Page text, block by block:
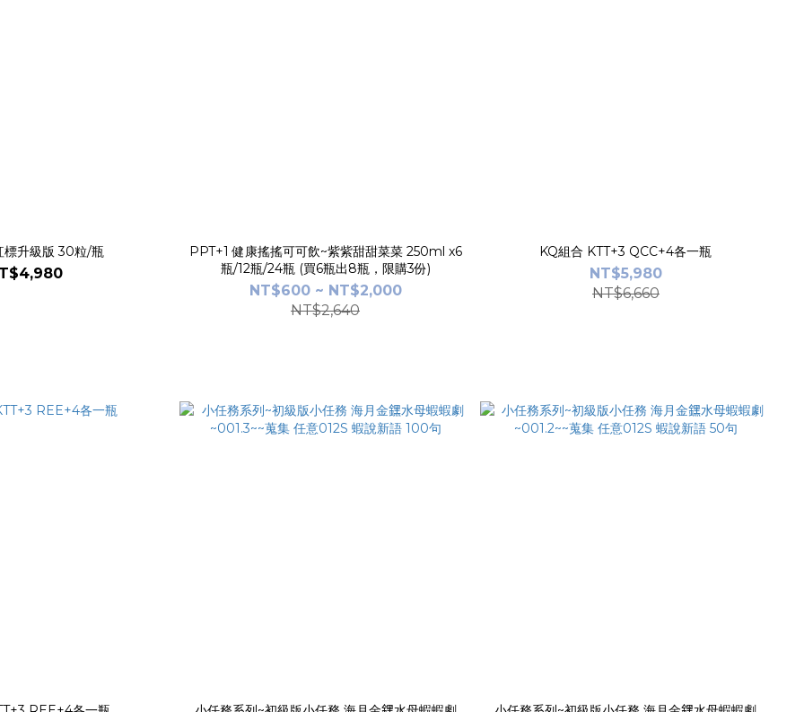
標升級版 30粒/瓶
PPT+1 健康搖搖可可飲~紫紫甜甜菜菜 250ml x6
瓶/12瓶/24瓶 (買6瓶出8瓶，限購3份)
NT$600 ~ NT$2,000
NT$2,640
KQ組合 KTT+3 QCC+4各一瓶
NT$5,980
NT$6,660